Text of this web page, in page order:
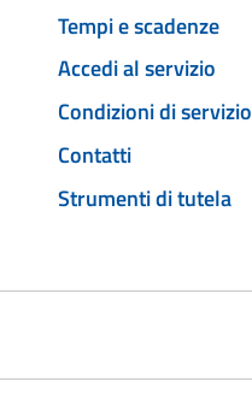
Tempi e scadenze
Accedi al servizio
Condizioni di servizio
Contatti
Strumenti di tutela